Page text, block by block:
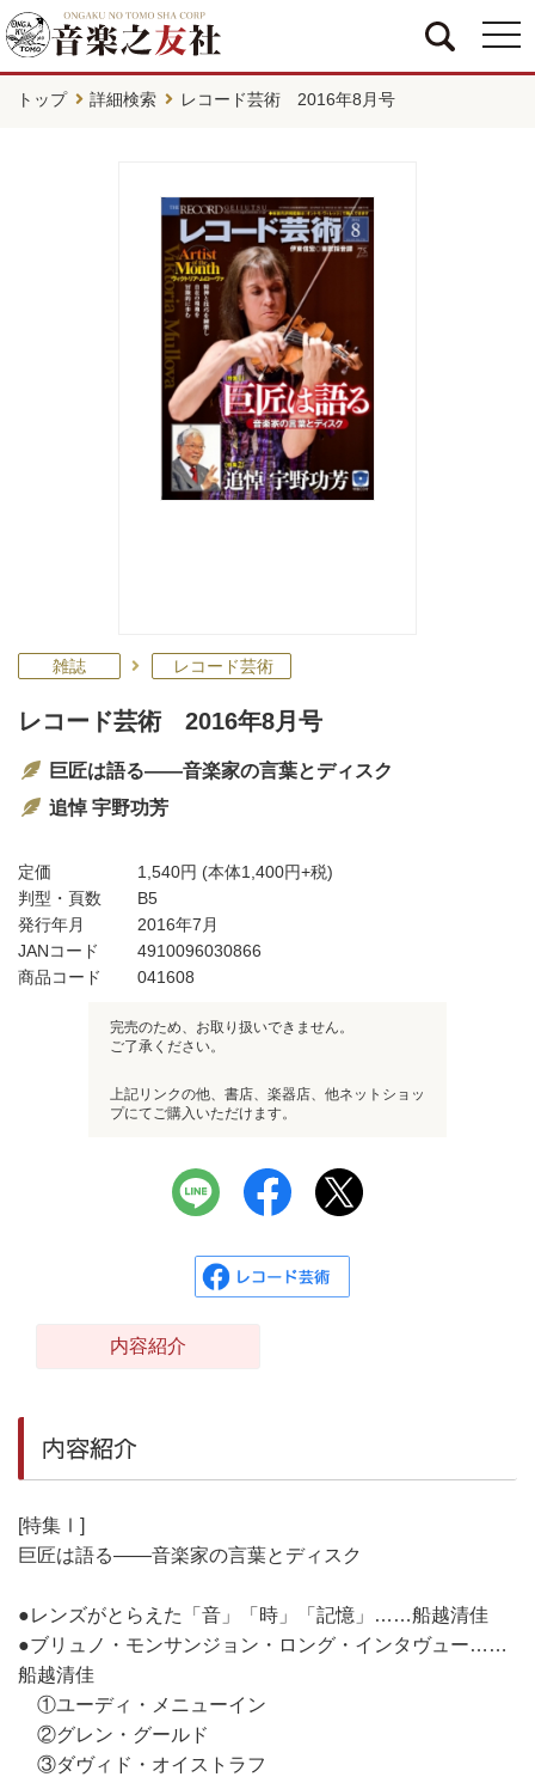
トップ 詳細検索 レコード芸術 2016年8月号
雑誌 レコード芸術
レコード芸術 2016年8月号
巨匠は語る――音楽家の言葉とディスク
追悼 宇野功芳
定価 1,540円 (本体1,400円+税)
判型・頁数
B5
発行年月
2016年7月
JANコード
4910096030866
商品コード
041608
完売のため、お取り扱いできません。
ご了承ください。
上記リンクの他、書店、楽器店、他ネットショッ
プにてご購入いただけます。
内容紹介
内容紹介
[特集Ⅰ]
巨匠は語る――音楽家の言葉とディスク
●レンズがとらえた「音」「時」「記憶」……船越清佳
●ブリュノ・モンサンジョン・ロング・インタヴュー……
船越清佳
①ユーディ・メニューイン
②グレン・グールド
③ダヴィド・オイストラフ